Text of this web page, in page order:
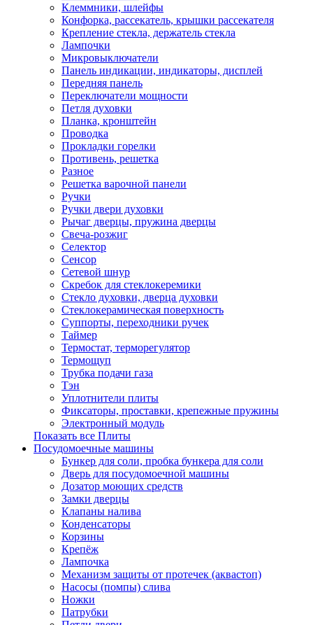
Клеммники, шлейфы
Конфорка, рассекатель, крышки рассекателя
Крепление стекла, держатель стекла
Лампочки
Микровыключатели
Панель индикации, индикаторы, дисплей
Передняя панель
Переключатели мощности
Петля духовки
Планка, кронштейн
Проводка
Прокладки горелки
Противень, решетка
Разное
Решетка варочной панели
Ручки
Ручки двери духовки
Рычаг дверцы, пружина дверцы
Свеча-розжиг
Селектор
Сенсор
Сетевой шнур
Скребок для стеклокеремики
Стекло духовки, дверца духовки
Стеклокерамическая поверхность
Суппорты, переходники ручек
Таймер
Термостат, терморегулятор
Термощуп
Трубка подачи газа
Тэн
Уплотнители плиты
Фиксаторы, проставки, крепежные пружины
Электронный модуль
Показать все Плиты
Посудомоечные машины
Бункер для соли, пробка бункера для соли
Дверь для посудомоечной машины
Дозатор моющих средств
Замки дверцы
Клапаны налива
Конденсаторы
Корзины
Крепёж
Лампочка
Механизм защиты от протечек (аквастоп)
Насосы (помпы) слива
Ножки
Патрубки